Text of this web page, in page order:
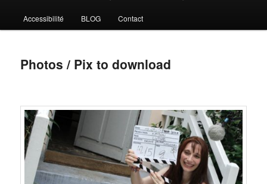
Accessibilité BLOG Contact
Photos / Pix to download